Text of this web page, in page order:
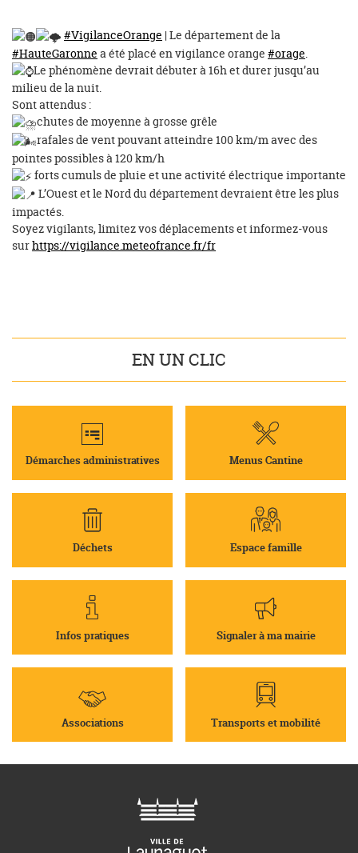
#VigilanceOrange
#HauteGaronne a été placé en vigilance orange #orage
Le phénomène devrait débuter à 16h et durer jusqu’au
milieu de la nuit.
Sont attendus :
chutes de moyenne à grosse grêle
rafales de vent pouvant atteindre 100 km/m avec des
pointes possibles à 120 km/h
forts cumuls de pluie et une activité électrique importante
L’Ouest et le Nord du département devraient être les plus
impactés.
Soyez vigilants, limitez vos déplacements et informez-vous
surhttps://vigilance.meteofrance.fr/fr
EN UN CLIC
Démarches administratives Menus Cantine
Déchets Espace famille
Infos pratiques Signaler à ma mairie
Associations Transports et mobilité